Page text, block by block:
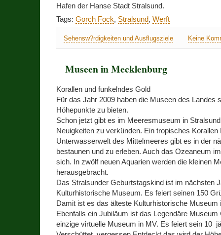
Hafen der Hanse Stadt Stralsund.
Tags: Gorch Fock, Stralsund, Werft
Sehensw?rdigkeiten und Ausflugsziele Keine
Museen in Mecklenburg
Korallen und funkelndes Gold
Für das Jahr 2009 haben die Museen des Landes
Höhepunkte zu bieten.
Schon jetzt gibt es im Meeresmuseum in
Neuigkeiten zu verkünden. Ein tropisches Korallen
Unterwasserwelt des Mittelmeeres gibt es in der
bestaunen und zu erleben. Auch das Ozeaneum
sich. In zwölf neuen Aquarien werden die kleinen
herausgebracht.
Das Stralsunder Geburtstagskind ist im nächsten
Kulturhistorische Museum. Es feiert seinen 150
Damit ist es das älteste Kulturhistorische Museum
Ebenfalls ein Jubiläum ist das Legendäre
einzige virtuelle Museum in MV. Es feiert sein 10